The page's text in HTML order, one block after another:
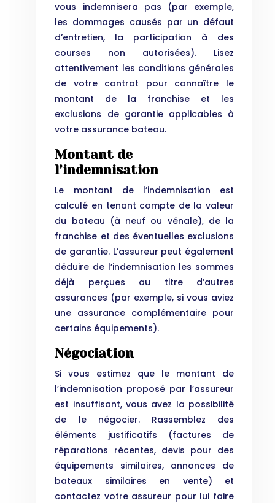
vous indemnisera pas (par exemple,
les dommages causés par un défaut
d’entretien, la participation à des
courses non autorisées). Lisez
attentivement les conditions générales
de votre contrat pour connaître le
montant de la franchise et les
exclusions de garantie applicables à
votre assurance bateau.
Montant de
l’indemnisation
Le montant de l’indemnisation est
calculé en tenant compte de la valeur
du bateau (à neuf ou vénale), de la
franchise et des éventuelles exclusions
de garantie. L’assureur peut également
déduire de l’indemnisation les sommes
déjà perçues au titre d’autres
assurances (par exemple, si vous aviez
une assurance complémentaire pour
certains équipements).
Négociation
Si vous estimez que le montant de
l’indemnisation proposé par l’assureur
est insuffisant, vous avez la possibilité
de le négocier. Rassemblez des
éléments justificatifs (factures de
réparations récentes, devis pour des
équipements similaires, annonces de
bateaux similaires en vente) et
contactez votre assureur pour lui faire